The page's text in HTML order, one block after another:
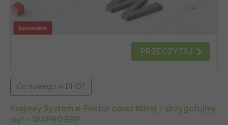
PRZECZYTAJ
Co nowego w DHO?
Krajowy System e-Faktur coraz bliżej – przygotujmy
się! – WAPRO ERP